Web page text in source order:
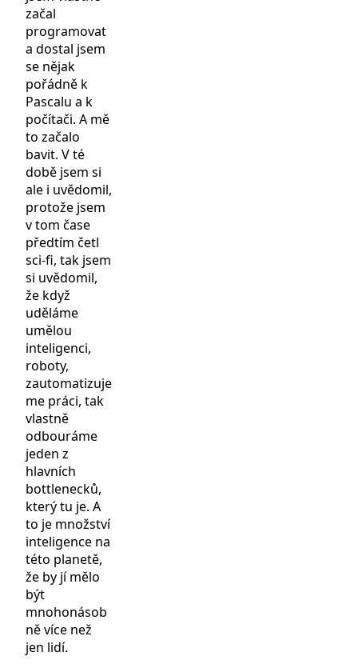
začal
programovat
a dostal jsem
se nějak
pořádně k
Pascalu a k
počítači. A mě
to začalo
bavit. V té
době jsem si
ale i uvědomil,
protože jsem
v tom čase
předtím četl
sci-fi, tak jsem
si uvědomil,
že když
uděláme
umělou
inteligenci,
roboty,
zautomatizuje
me práci, tak
vlastně
odbouráme
jeden z
hlavních
bottlenecků,
který tu je. A
to je množství
inteligence na
této planetě,
že by jí mělo
být
mnohonásob
ně více než
jen lidí.